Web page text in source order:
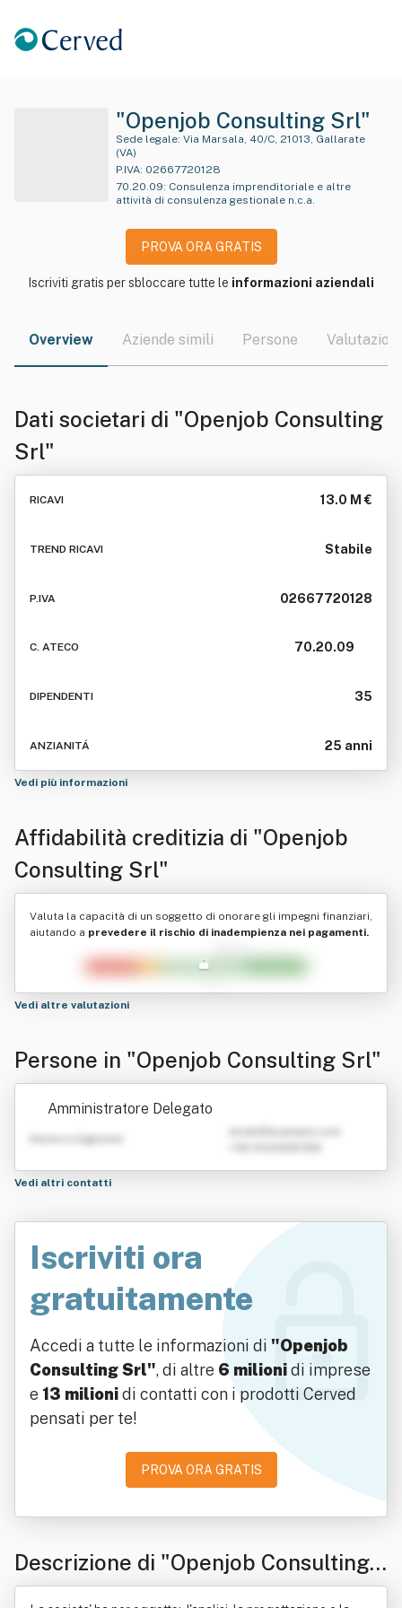
"Openjob Consulting Srl"
Sede legale:
(VA)
P.IVA: 02667720128
70.20.09: Consulenza imprenditoriale e altre
attività di consulenza gestionale n.c.a.
PROVA ORA GRATIS
Iscriviti gratis per sbloccare tutte le informazioni aziendali
Overview Aziende simili Persone Valutazioni
Dati societari di "Openjob Consulting
Srl"
RICAVI 13.0 M €
TREND RICAVI Stabile
P.IVA 02667720128
C. ATECO 70.20.09
DIPENDENTI 35
ANZIANITÁ 25 anni
Vedi più informazioni
Affidabilità creditizia di "Openjob
Consulting Srl"
Valuta la capacità di un soggetto di onorare gli impegni finanziari,
aiutando a prevedere il rischio di inadempienza nei pagamenti.
Vedi altre valutazioni
Persone in "Openjob Consulting Srl"
Amministratore Delegato
Nome e Cognome
Vedi altri contatti
Iscriviti ora
gratuitamente
Accedi a tutte le informazioni di "Openjob
Consulting Srl", di altre 6 milionidi imprese
e 13 milionidi contatti con i prodotti Cerved
pensati per te!
PROVA ORA GRATIS
Descrizione di "Openjob Consulting
Srl"